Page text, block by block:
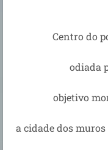
Centro do
odiada
objetivo
a cidade dos